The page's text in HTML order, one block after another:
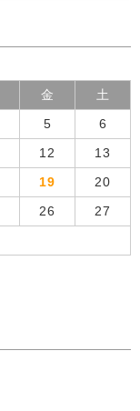
金 土
5 6
12 13
19 20
26 27